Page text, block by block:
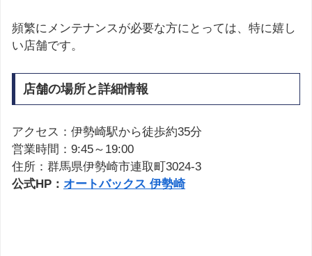
頻繁にメンテナンスが必要な方にとっては、特に嬉し
い店舗です。
店舗の場所と詳細情報
アクセス：伊勢崎駅から徒歩約35分
営業時間：9:45～19:00
住所：群馬県伊勢崎市連取町3024-3
公式HP： オートバックス 伊勢崎